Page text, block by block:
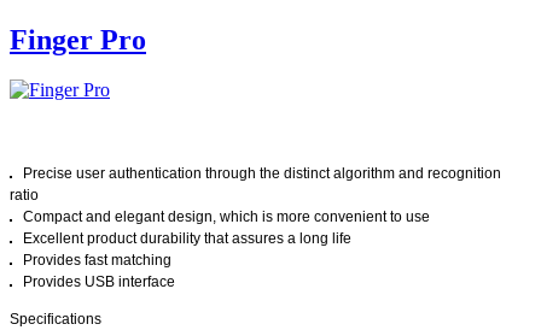
Finger Pro
Precise user authentication through the distinct algorithm and recognition
ratio
Compact and elegant design, which is more convenient to use
Excellent product durability that assures a long life
Provides fast matching
Provides USB interface
Specifications